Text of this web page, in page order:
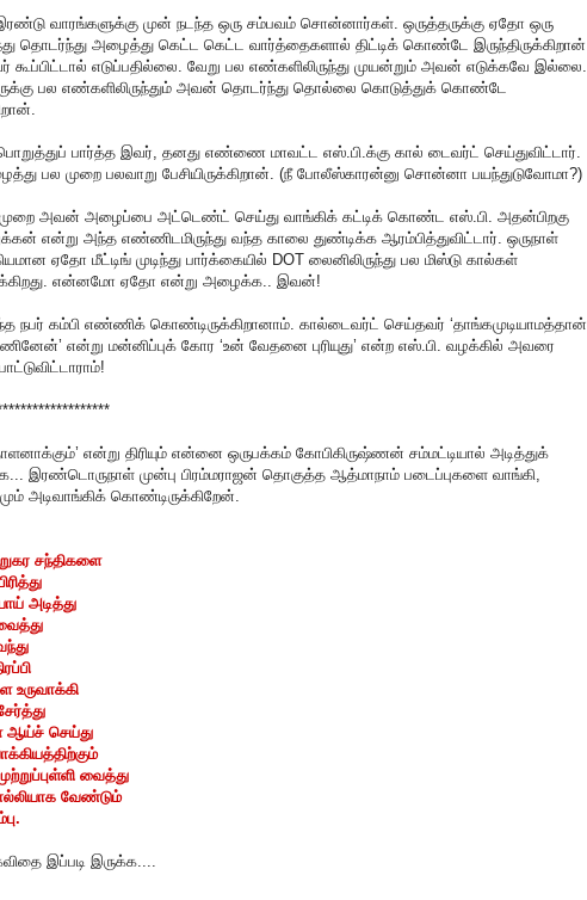
வாரங்களுக்கு முன் நடந்த ஒரு சம்பவம் சொன்னார்கள். ஒருத்தருக்கு ஏதோ ஒரு
தொடர்ந்து அழைத்து கெட்ட கெட்ட வார்த்தைகளால் திட்டிக் கொண்டே இருந்திருக்கிறான்
கூப்பிட்டால் எடுப்பதில்லை. வேறு பல எண்களிலிருந்து முயன்றும் அவன் எடுக்கவே இல்லை.
பல எண்களிலிருந்தும் அவன் தொடர்ந்து தொல்லை கொடுத்துக் கொண்டே
பார்த்த இவர், தனது எண்ணை மாவட்ட எஸ்.பி.க்கு கால் டைவர்ட் செய்துவிட்டார்.
பல முறை பலவாறு பேசியிருக்கிறான். (நீ போலீஸ்காரன்னு சொன்னா பயந்துடுவோமா?)
அவன் அழைப்பை அட்டெண்ட் செய்து வாங்கிக் கட்டிக் கொண்ட எஸ்.பி. அதன்பிறகு
என்று அந்த எண்ணிடமிருந்து வந்த காலை துண்டிக்க ஆரம்பித்துவிட்டார். ஒருநாள்
ஏதோ மீட்டிங் முடிந்து பார்க்கையில் DOT லைனிலிருந்து பல மிஸ்டு கால்கள்
என்னமோ ஏதோ என்று அழைக்க.. இவன்!
நபர் கம்பி எண்ணிக் கொண்டிருக்கிறானாம். கால்டைவர்ட் செய்தவர் ‘தாங்கமுடியாமத்தான்
என்று மன்னிப்புக் கோர ‘உன் வேதனை புரியுது’ என்ற எஸ்.பி. வழக்கில் அவரை
என்று திரியும் என்னை ஒருபக்கம் கோபிகிருஷ்ணன் சம்மட்டியால் அடித்துக்
இரண்டொருநாள் முன்பு பிரம்மராஜன் தொகுத்த ஆத்மாநாம் படைப்புகளை வாங்கி,
அடிவாங்கிக் கொண்டிருக்கிறேன்.
சந்திகளை
அடித்து
உருவாக்கி
ஆய்ச் செய்து
வைத்து
வேண்டும்
இப்படி இருக்க....